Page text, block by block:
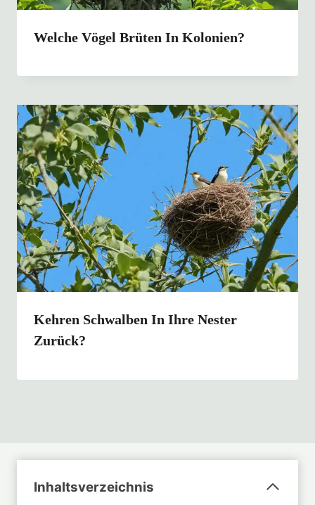
Welche Vögel Brüten In Kolonien?
Kehren Schwalben In Ihre Nester
Zurück?
Inhaltsverzeichnis